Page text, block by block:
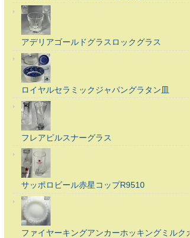
アデリアゴールドグラスロックグラス
ロイヤルセラミックジャパングラタン皿
フレアピルスナーグラス
サッポロビール赤星コップR9510
ファイヤーキングアンカーホッキングミルクガ